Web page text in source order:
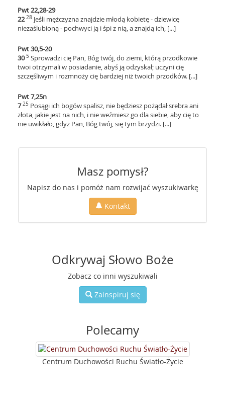
Pwt 22,28-29
22 28 Jeśli mężczyzna znajdzie młodą kobietę - dziewicę
niezaślubioną - pochwyci ją i śpi z nią, a znajdą ich, [...]
Pwt 30,5-20
305 Sprowadzi cię Pan, Bóg twój, do ziemi, którą przodkowie
twoi otrzymali w posiadanie, abyś ją odzyskał; uczyni cię
szczęśliwym i rozmnoży cię bardziej niż twoich przodków. [...]
Pwt 7,25n
725 Posągi ich bogów spalisz, nie będziesz pożądał srebra ani
złota, jakie jest na nich, i nie weźmiesz go dla siebie, aby cię to
nie uwikłało, gdyż Pan, Bóg twój, się tym brzydzi. [...]
Masz pomysł?
Napisz do nas i pomóż nam rozwijać wyszukiwarkę
Kontakt
Odkrywaj Słowo Boże
Zobacz co inni wyszukiwali
Zainspiruj się
Polecamy
Centrum Duchowości Ruchu Światło-Życie